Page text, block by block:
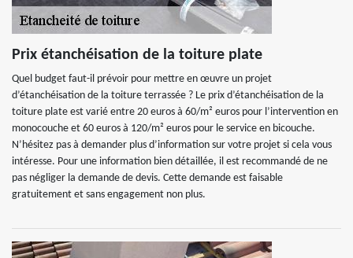
Prix étanchéisation de la toiture plate
Quel budget faut-il prévoir pour mettre en œuvre un projet
d’étanchéisation de la toiture terrassée ? Le prix d’étanchéisation de la
toiture plate est varié entre 20 euros à 60/m² euros pour l’intervention en
monocouche et 60 euros à 120/m² euros pour le service en bicouche.
N’hésitez pas à demander plus d’information sur votre projet si cela vous
intéresse. Pour une information bien détaillée, il est recommandé de ne
pas négliger la demande de devis. Cette demande est faisable
gratuitement et sans engagement non plus.